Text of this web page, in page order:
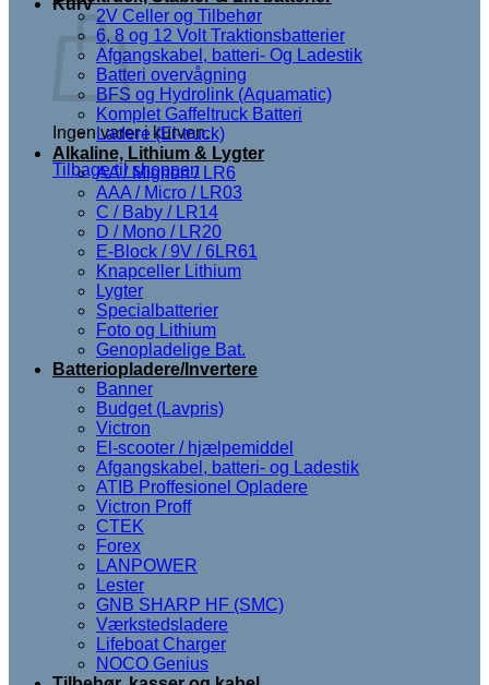
Kurv
Ingen varer i kurven.
Tilbage til shoppen
2V Celler og Tilbehør
6, 8 og 12 Volt Traktionsbatterier
Afgangskabel, batteri- Og Ladestik
Batteri overvågning
BFS og Hydrolink (Aquamatic)
Komplet Gaffeltruck Batteri
Ladere (El-truck)
Alkaline, Lithium & Lygter
AA / Mignon / LR6
AAA / Micro / LR03
C / Baby / LR14
D / Mono / LR20
E-Block / 9V / 6LR61
Knapceller Lithium
Lygter
Specialbatterier
Foto og Lithium
Genopladelige Bat.
Batteriopladere/Invertere
Banner
Budget (Lavpris)
Victron
El-scooter / hjælpemiddel
Afgangskabel, batteri- og Ladestik
ATIB Proffesionel Opladere
Victron Proff
CTEK
Forex
LANPOWER
Lester
GNB SHARP HF (SMC)
Værkstedsladere
Lifeboat Charger
NOCO Genius